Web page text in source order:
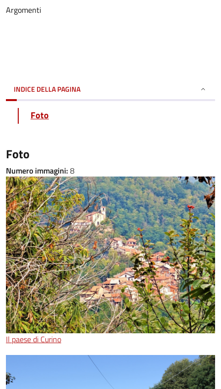
Argomenti
INDICE DELLA PAGINA
Foto
Foto
Numero immagini: 8
Il paese di Curino